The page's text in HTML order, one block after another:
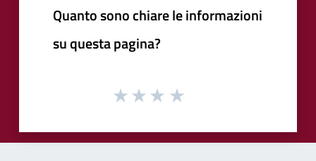
Quanto sono chiare le informazioni
su questa pagina?